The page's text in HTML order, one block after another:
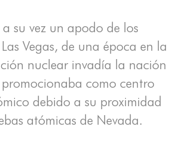
su vez un apodo de los
Vegas, de una época en la
nuclear invadía la nación
como centro
debido a su proximidad
atómicas de Nevada.